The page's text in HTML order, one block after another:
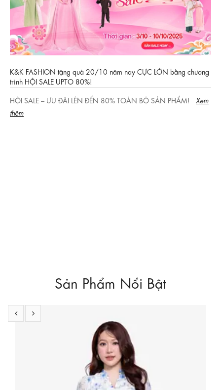
K&K FASHION tặng quà 20/10 năm nay CỰC LỚN bằng chương
trình HỘI SALE UPTO 80%!
HỘI SALE – ƯU ĐÃI LÊN ĐẾN 80% TOÀN BỘ SẢN PHẨM!
Xem
thêm
Sản Phẩm Nổi Bật